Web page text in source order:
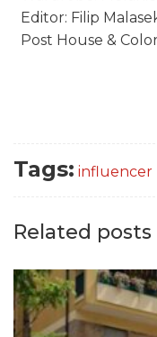
Editor: Filip
Post House &
Tags: influencer
Related posts